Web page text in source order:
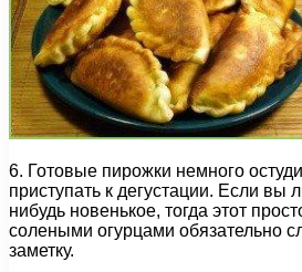
6. Готовые пирожки немного
приступать к дегустации. Если вы
нибудь новенькое, тогда этот
солеными огурцами обязательно
заметку.